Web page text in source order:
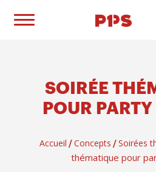
SOIRÉE
POUR
Accueil / Concepts / Soirées
thématique pour